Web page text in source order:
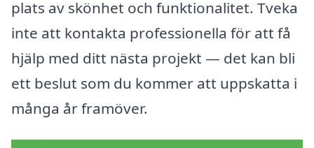
plats av skönhet och funktionalitet. Tveka
inte att kontakta professionella för att få
hjälp med ditt nästa projekt — det kan bli
ett beslut som du kommer att uppskatta i
många år framöver.